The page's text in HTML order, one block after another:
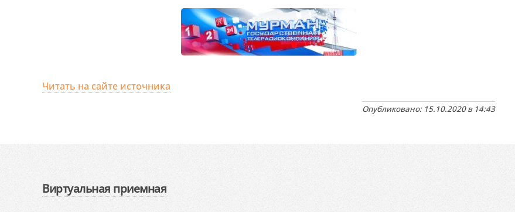
Читать на сайте источника
Опубликовано: 15.10.2020 в 14:43
Виртуальная приемная